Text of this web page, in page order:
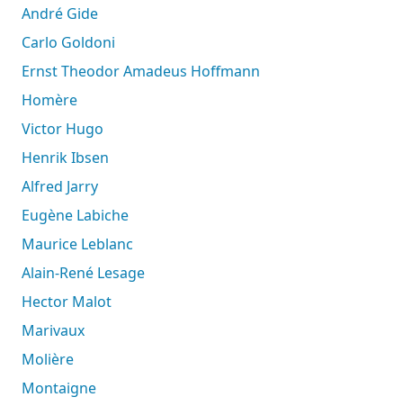
André Gide
Carlo Goldoni
Ernst Theodor Amadeus Hoffmann
Homère
Victor Hugo
Henrik Ibsen
Alfred Jarry
Eugène Labiche
Maurice Leblanc
Alain-René Lesage
Hector Malot
Marivaux
Molière
Montaigne